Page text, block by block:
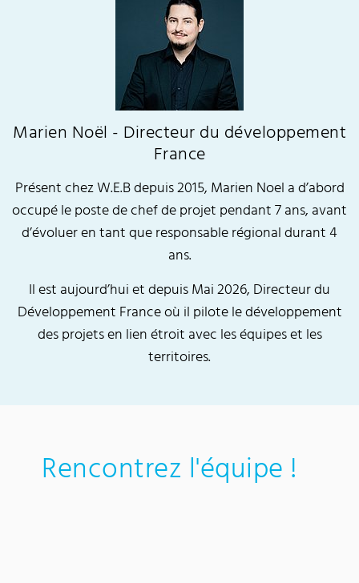
Marien Noël - Directeur du développement
France
Présent chez W.E.B depuis 2015, Marien Noel a d’abord
occupé le poste de chef de projet pendant 7 ans, avant
d’évoluer en tant que responsable régional durant 4
ans.
Il est aujourd’hui et depuis Mai 2026, Directeur du
Développement France où il pilote le développement
des projets en lien étroit avec les équipes et les
territoires.
Rencontrez l'équipe !